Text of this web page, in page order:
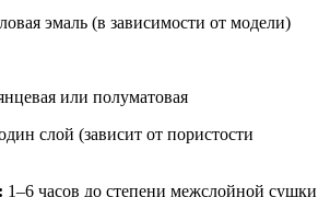
эмаль (в зависимости от модели)
или полуматовая
слой (зависит от пористости
1–6 часов до степени межслойной сушки